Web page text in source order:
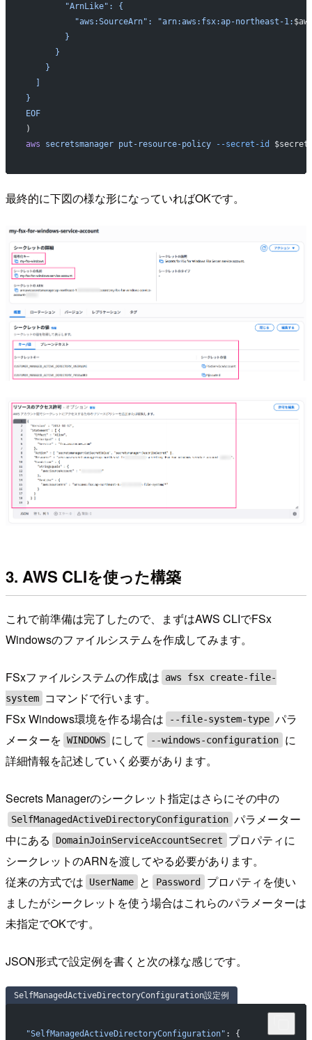
        "ArnLike": {
          "aws:SourceArn": "arn:aws:fsx:ap-northeast-1:
        }
      }
    }
  ]
}
EOF
)
aws secretsmanager put-resource-policy --secret-id
最終的に下図の様な形になっていればOKです。
3. AWS CLIを使った構築
これで前準備は完了したので、まずはAWS CLIでFSx
Windowsのファイルシステムを作成してみます。
FSxファイルシステムの作成は
aws fsx create-file-
system
コマンドで行います。
FSx Windows環境を作る場合は
--file-system-type パラ
メーターを WINDOWS にして --windows-configuration
に
詳細情報を記述していく必要があります。
Secrets Managerのシークレット指定はさらにその中の
SelfManagedActiveDirectoryConfiguration パラメーター
中にある
DomainJoinServiceAccountSecret
プロパティに
シークレットのARNを渡してやる必要があります。
従来の方式では
UserName と Password
プロパティを使い
ましたがシークレットを使う場合はこれらのパラメーターは
未指定でOKです。
JSON形式で設定例を書くと次の様な感じです。
SelfManagedActiveDirectoryConfiguration設定例
"SelfManagedActiveDirectoryConfiguration" : {